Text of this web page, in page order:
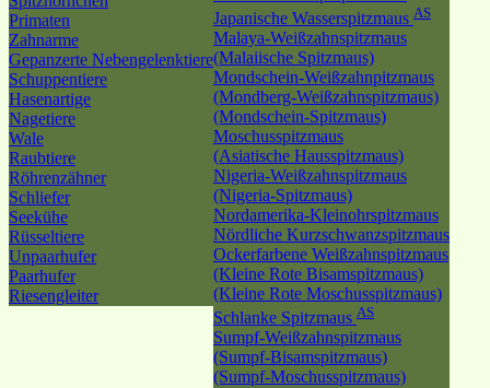
Primaten
Zahnarme
Gepanzerte Nebengelenktiere
Schuppentiere
Hasenartige
Nagetiere
Wale
Raubtiere
Röhrenzähner
Schliefer
Seekühe
Rüsseltiere
Unpaarhufer
Paarhufer
Riesengleiter
Japanische Wasserspitzmaus AS
Malaya-Weißzahnspitzmaus
(Malaiische Spitzmaus)
Mondschein-Weißzahnpitzmaus
(Mondberg-Weißzahnspitzmaus)
(Mondschein-Spitzmaus)
Moschusspitzmaus
(Asiatische Hausspitzmaus)
Nigeria-Weißzahnspitzmaus
(Nigeria-Spitzmaus)
Nordamerika-Kleinohrspitzmaus
Nördliche Kurzschwanzspitzmaus
Ockerfarbene Weißzahnspitzmaus
(Kleine Rote Bisamspitzmaus)
(Kleine Rote Moschusspitzmaus)
Schlanke Spitzmaus AS
Sumpf-Weißzahnspitzmaus
(Sumpf-Bisamspitzmaus)
(Sumpf-Moschusspitzmaus)